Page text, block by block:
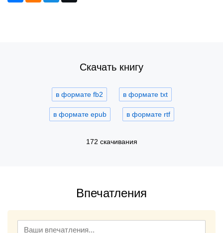
Скачать книгу
в формате fb2 в формате txt
в формате epub в формате rtf
172 скачивания
Впечатления